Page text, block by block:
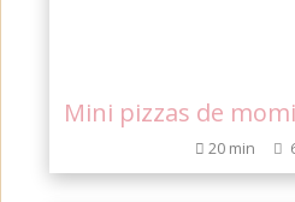
Mini pizzas de
20 min